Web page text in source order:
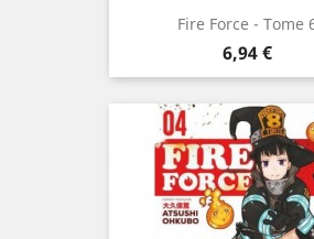
Fire Force - Tome
Prix
6,94 €